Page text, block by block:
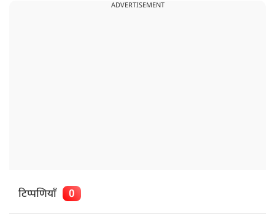
ADVERTISEMENT
टिप्पणियाँ 0